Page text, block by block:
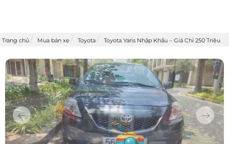
Trang chủ Mua bán xe Toyota Toyota Yaris Nhập Khẩu – Giá Chỉ 250 Triệu
Previous Next